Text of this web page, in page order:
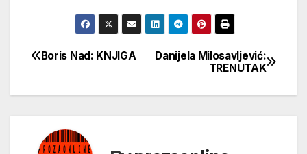
Кретање
чланка
Danijela Milosavljević:
TRENUTAK
Boris Nad: KNJIGA